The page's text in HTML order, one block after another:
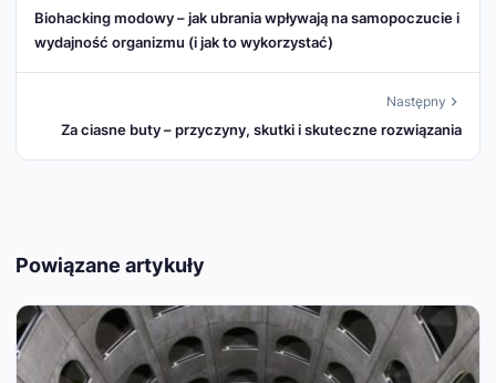
Biohacking modowy – jak ubrania wpływają na samopoczucie i
wydajność organizmu (i jak to wykorzystać)
Następny
Za ciasne buty – przyczyny, skutki i skuteczne rozwiązania
Powiązane artykuły